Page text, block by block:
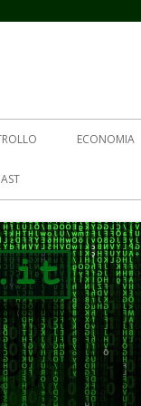
ECONOMIA